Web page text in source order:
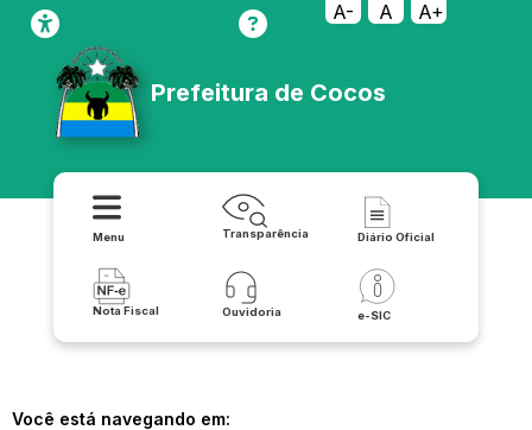
A- A A+
Prefeitura de Cocos
Menu Transparência Diário Oficial
Nota Fiscal Ouvidoria e-SIC
Você está navegando em: